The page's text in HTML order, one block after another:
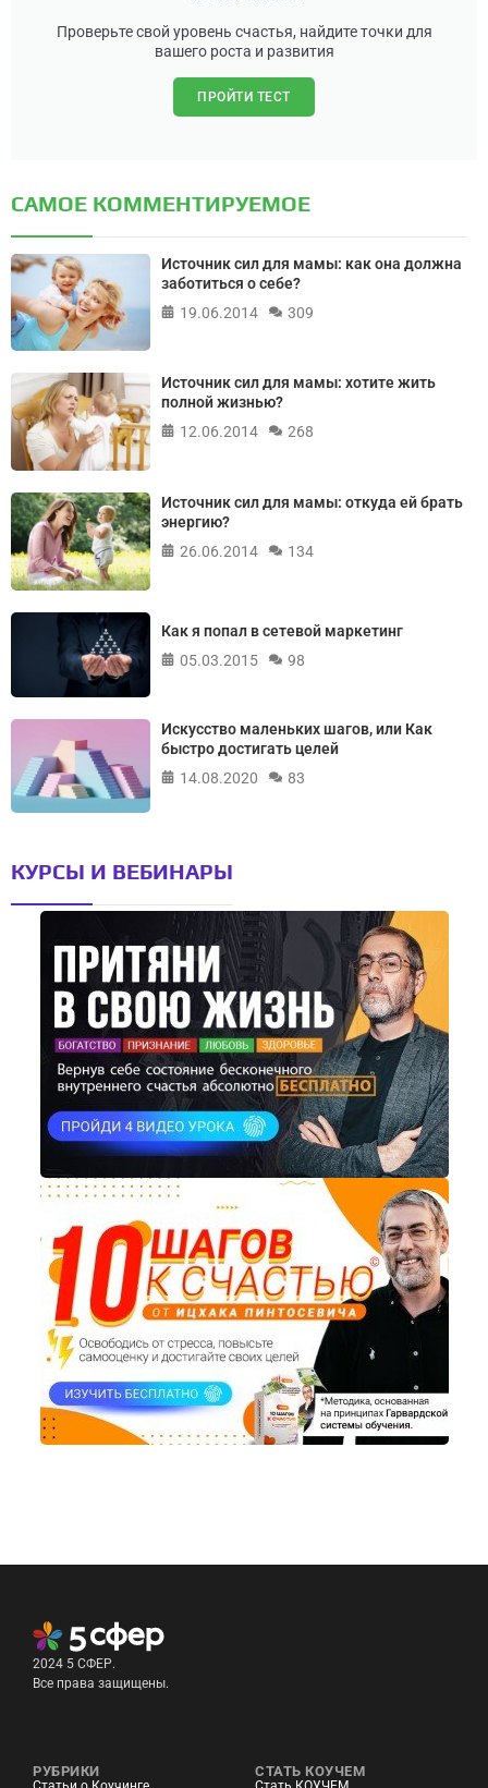
Проверьте свой уровень счастья, найдите точки для
вашего роста и развития
ПРОЙТИ ТЕСТ
САМОЕ КОММЕНТИРУЕМОЕ
Источник сил для мамы: как она должна
заботиться о себе?
19.06.2014
309
Источник сил для мамы: хотите жить
полной жизнью?
12.06.2014
268
Источник сил для мамы: откуда ей брать
энергию?
26.06.2014
134
Как я попал в сетевой маркетинг
05.03.2015
98
Искусство маленьких шагов, или Как
быстро достигать целей
14.08.2020
83
КУРСЫ И ВЕБИНАРЫ
2024 5 СФЕР.
Все права защищены.
РУБРИКИ СТАТЬ КОУЧЕМ